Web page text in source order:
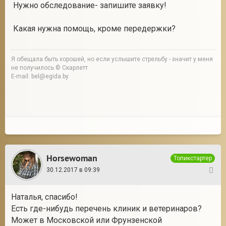
Нужно обследование- запишите заявку!
Какая нужна помощь, кроме передержки?
Я обещала быть хорошей, но если услышите стрельбу - значит у меня
не получилось © Скарлетт
E-mail: bel@egida.by
Horsewoman
Топикстартер
30.12.2017 в 09:39
Наталья, спасибо!
Есть где-нибудь перечень клиник и ветеринаров?
Может в Московской или Фрунзенской